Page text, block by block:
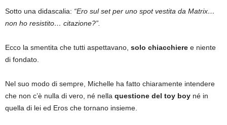
Sotto una didascalia: “Ero sul set per uno spot vestita da Matrix…
non ho resistito… citazione?”.
Ecco la smentita che tutti aspettavano, solo chiacchiere e niente
di fondato.
Nel suo modo di sempre, Michelle ha fatto chiaramente intendere
che non c’è nulla di vero, né nella questione del toy boy né in
quella di lei ed Eros che tornano insieme.